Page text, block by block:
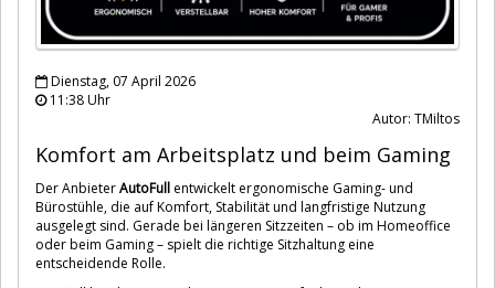
Dienstag, 07 April 2026
11:38 Uhr
Autor: TMiltos
Komfort am Arbeitsplatz und beim Gaming
Der AnbieterAutoFull entwickelt ergonomische Gaming- und
Bürostühle, die auf Komfort, Stabilität und langfristige Nutzung
ausgelegt sind. Gerade bei längeren Sitzzeiten – ob im Homeoffice
oder beim Gaming – spielt die richtige Sitzhaltung eine
entscheidende Rolle.